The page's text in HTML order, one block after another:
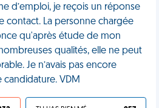
d’emploi, je reçois un réponse
contact. La personne chargée
qu'après étude de mon
qualités, elle ne peut
Je n’avais pas encore
VDM